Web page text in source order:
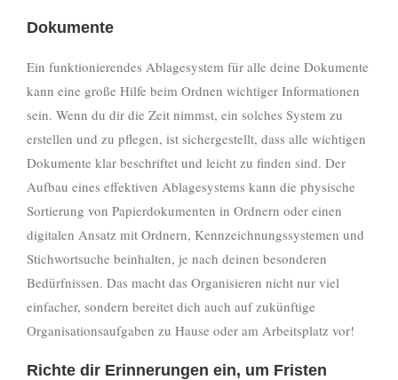
Dokumente
Ein funktionierendes Ablagesystem für alle deine Dokumente
kann eine große Hilfe beim Ordnen wichtiger Informationen
sein. Wenn du dir die Zeit nimmst, ein solches System zu
erstellen und zu pflegen, ist sichergestellt, dass alle wichtigen
Dokumente klar beschriftet und leicht zu finden sind. Der
Aufbau eines effektiven Ablagesystems kann die physische
Sortierung von Papierdokumenten in Ordnern oder einen
digitalen Ansatz mit Ordnern, Kennzeichnungssystemen und
Stichwortsuche beinhalten, je nach deinen besonderen
Bedürfnissen. Das macht das Organisieren nicht nur viel
einfacher, sondern bereitet dich auch auf zukünftige
Organisationsaufgaben zu Hause oder am Arbeitsplatz vor!
Richte dir Erinnerungen ein, um Fristen